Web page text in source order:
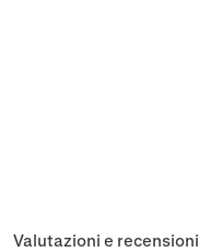
Valutazioni e recensioni